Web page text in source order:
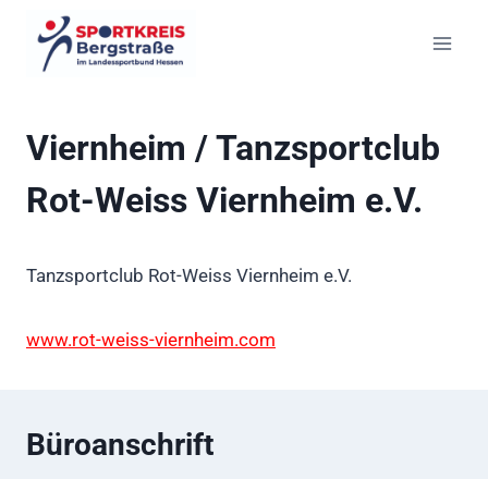
Inhalt
springen
Viernheim / Tanzsportclub
Rot-Weiss Viernheim e.V.
Tanzsportclub Rot-Weiss Viernheim e.V.
www.rot-weiss-viernheim.com
Büroanschrift